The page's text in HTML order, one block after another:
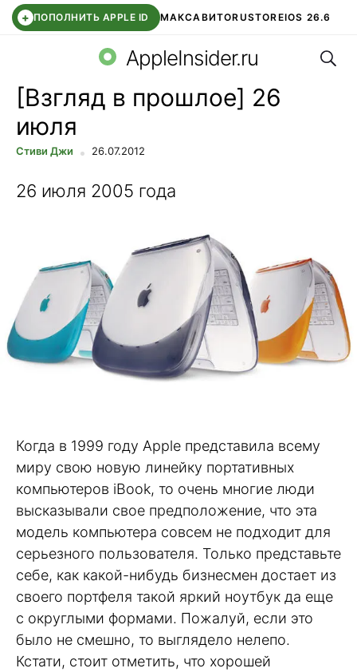
+ ПОПОЛНИТЬ APPLE ID МАКСАВИТОRUSTOREIOS 26.6
СБЕР КИДС ВТБ ОНЛАЙН ЧАТ В ROBLOX
AppleInsider.ru
[Взгляд в прошлое] 26
июля
Стиви Джи 26.07.2012
26 июля 2005 года
Когда в 1999 году Apple представила всему
миру свою новую линейку портативных
компьютеров iBook, то очень многие люди
высказывали свое предположение, что эта
модель компьютера совсем не подходит для
серьезного пользователя. Только представьте
себе, как какой-нибудь бизнесмен достает из
своего портфеля такой яркий ноутбук да еще
с округлыми формами. Пожалуй, если это
было не смешно, то выглядело нелепо.
Кстати, стоит отметить, что хорошей